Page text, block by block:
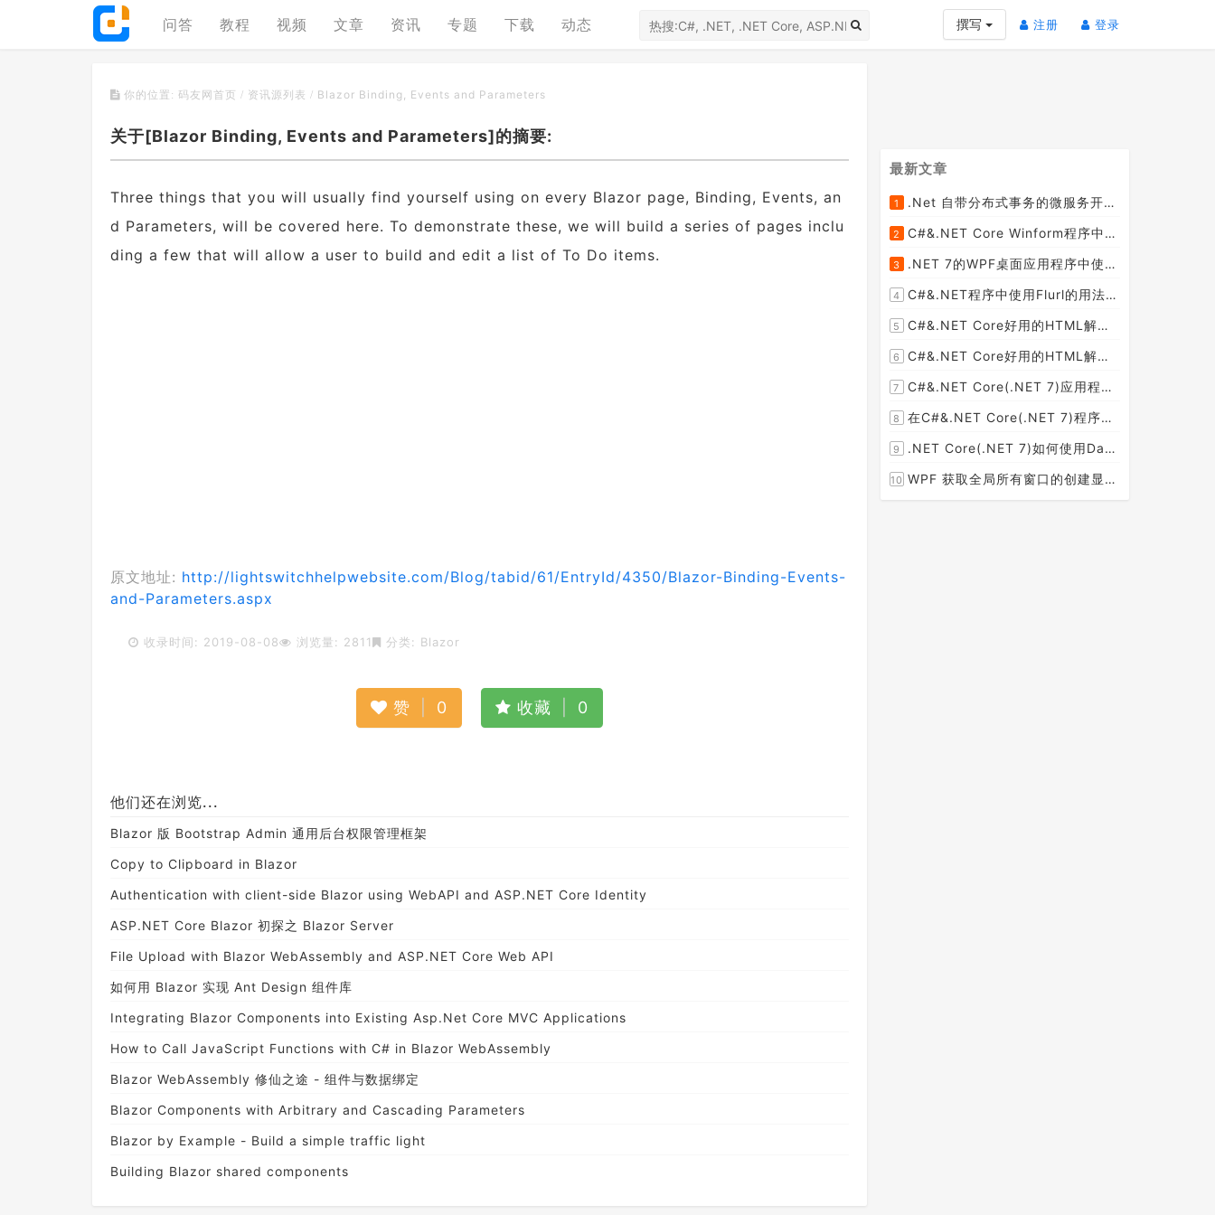
问答 教程 视频 文章 资讯 专题 下载 动态 撰写 注册 (current)
登录
你的位置: 码友网首页 / 资讯源列表 / Blazor Binding, Events and Parameters
关于[Blazor Binding, Events and Parameters]的摘要:
Three things that you will usually find yourself using on every Blazor page, Binding, Events, an
d Parameters, will be covered here. To demonstrate these, we will build a series of pages inclu
ding a few that will allow a user to build and edit a list of To Do items.
原文地址: http://lightswitchhelpwebsite.com/Blog/tabid/61/EntryId/4350/Blazor-Binding-Events-
and-Parameters.aspx
收录时间: 2019-08-08 浏览量: 2811 分类: Blazor
赞 0 收藏 0
他们还在浏览...
Blazor 版 Bootstrap Admin 通用后台权限管理框架
Copy to Clipboard in Blazor
Authentication with client-side Blazor using WebAPI and ASP.NET Core Identity
ASP.NET Core Blazor 初探之 Blazor Server
File Upload with Blazor WebAssembly and ASP.NET Core Web API
如何用 Blazor 实现 Ant Design 组件库
Integrating Blazor Components into Existing Asp.Net Core MVC Applications
How to Call JavaScript Functions with C# in Blazor WebAssembly
Blazor WebAssembly 修仙之途 - 组件与数据绑定
Blazor Components with Arbitrary and Cascading Parameters
Blazor by Example - Build a simple traffic light
Building Blazor shared components
最新文章
1
.Net 自带分布式事务的微服务开源框架JMSFramework
2
C#&.NET Core Winform程序中使用Parallel动态开启多个线程及取消多线程详细教程
3
.NET 7的WPF桌面应用程序中使用配置文件：App.config与AppSettings.json
4
C#&.NET程序中使用Flurl的用法与问题汇总(非常详细)
5
C#&.NET Core好用的HTML解析器推荐之HtmlAgilityPack篇
6
C#&.NET Core好用的HTML解析器推荐之AngleSharp篇
7
C#&.NET Core(.NET 7)应用程序开发中如何解析html元素，有哪些类库或组件呢？
8
在C#&.NET Core(.NET 7)程序开发中使用Npgsql,Dapper,EF Core等不同方式连接和操作PostgreSQL数据库示例教程(推荐阅读)
9
.NET Core(.NET 7)如何使用Dapper连接PostgreSQL数据库并实现CRUD(新增，查询，修改，删除)的超详细入门示例教程
10 WPF 获取全局所有窗口的创建显示事件 监控窗口打开
[2023-01-19]